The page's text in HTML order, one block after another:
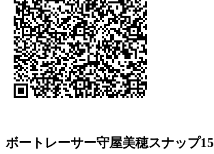
ボートレーサー守屋美穂スナップ15